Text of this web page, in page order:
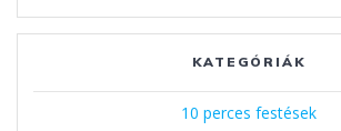
KATEGÓRIÁK
10 perces festések